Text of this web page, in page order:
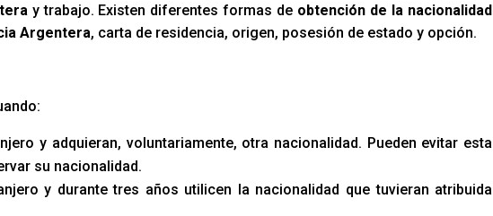
y trabajo. Existen diferentes formas de obtención de la nacionalidad
Argentera, carta de residencia, origen, posesión de estado y opción.
y adquieran, voluntariamente, otra nacionalidad. Pueden evitar esta
su nacionalidad.
y durante tres años utilicen la nacionalidad que tuvieran atribuida